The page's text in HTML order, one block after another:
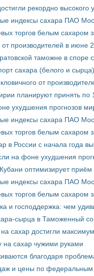
рекордно высокого
индексы сахара ПАО
торгов белым сахаром
производителей в июне
таможне в
сахара (белого и
от
планируют принять по
ухудшения прогнозов
индексы сахара ПАО
торгов белым сахаром
в России с начала года
на фоне ухудшения
оптимизирует приём
индексы сахара ПАО
торгов белым сахаром
и господдержка: чем
сырца в Таможенный
сахар достигли
на сахар чужими руками
благодаря
и цены по федеральным